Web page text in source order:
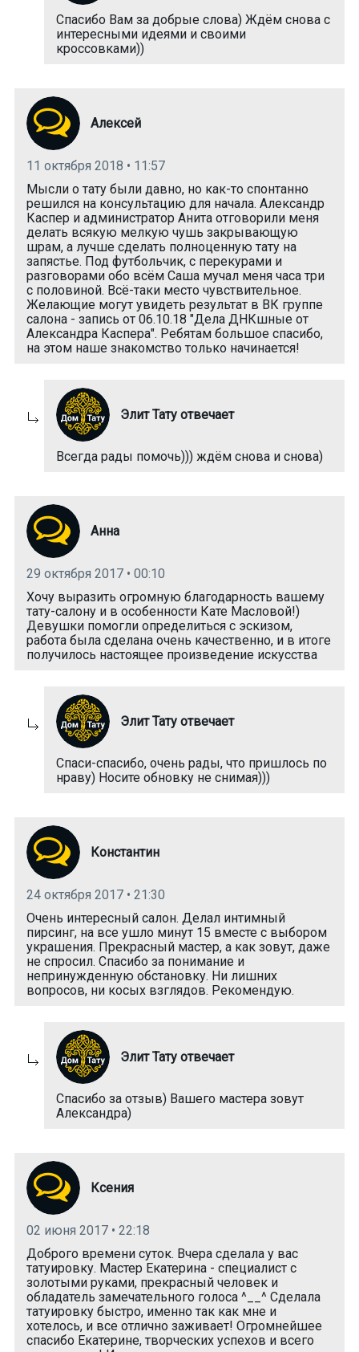
Спасибо Вам за добрые слова) Ждём снова с
интересными идеями и своими
кроссовками))
Алексей
11 октября 2018 • 11:57
Мысли о тату были давно, но как-то спонтанно
решился на консультацию для начала. Александр
Каспер и администратор Анита отговорили меня
делать всякую мелкую чушь закрывающую
шрам, а лучше сделать полноценную тату на
запястье. Под футбольчик, с перекурами и
разговорами обо всём Саша мучал меня часа три
с половиной. Всё-таки место чувствительное.
Желающие могут увидеть результат в ВК группе
салона - запись от 06.10.18 "Дела ДНКшные от
Александра Каспера". Ребятам большое спасибо,
на этом наше знакомство только начинается!
Элит Тату отвечает
Всегда рады помочь))) ждём снова и снова)
Анна
29 октября 2017 • 00:10
Хочу выразить огромную благодарность вашему
тату-салону и в особенности Кате Масловой!)
Девушки помогли определиться с эскизом,
работа была сделана очень качественно, и в итоге
получилось настоящее произведение искусства
Элит Тату отвечает
Спаси-спасибо, очень рады, что пришлось по
нраву) Носите обновку не снимая)))
Константин
24 октября 2017 • 21:30
Очень интересный салон. Делал интимный
пирсинг, на все ушло минут 15 вместе с выбором
украшения. Прекрасный мастер, а как зовут, даже
не спросил. Спасибо за понимание и
непринужденную обстановку. Ни лишних
вопросов, ни косых взглядов. Рекомендую.
Элит Тату отвечает
Спасибо за отзыв) Вашего мастера зовут
Александра)
Ксения
02 июня 2017 • 22:18
Доброго времени суток. Вчера сделала у вас
татуировку. Мастер Екатерина - специалист с
золотыми руками, прекрасный человек и
обладатель замечательного голоса ^__^ Сделала
татуировку быстро, именно так как мне и
хотелось, и все отлично заживает! Огромнейшее
спасибо Екатерине, творческих успехов и всего